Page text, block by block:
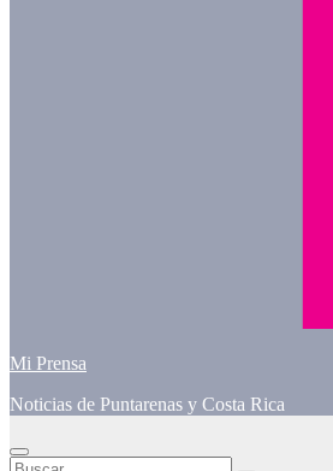
Mi Prensa
Noticias de Puntarenas y Costa Rica